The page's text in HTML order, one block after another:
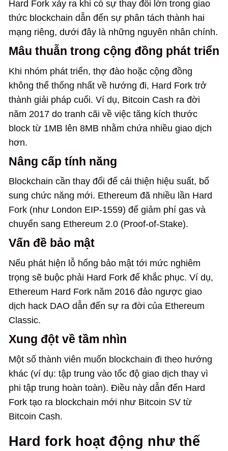
Hard Fork xảy ra khi có sự thay đổi lớn trong giao
thức blockchain dẫn đến sự phân tách thành hai
mạng riêng, dưới đây là những nguyên nhân chính.
Mâu thuẫn trong cộng đồng phát triển
Khi nhóm phát triển, thợ đào hoặc cộng đồng
không thể thống nhất về hướng đi, Hard Fork trở
thành giải pháp cuối. Ví dụ, Bitcoin Cash ra đời
năm 2017 do tranh cãi về việc tăng kích thước
block từ 1MB lên 8MB nhằm chứa nhiều giao dịch
hơn.
Nâng cấp tính năng
Blockchain cần thay đổi để cải thiện hiệu suất, bổ
sung chức năng mới. Ethereum đã nhiều lần Hard
Fork (như London EIP-1559) để giảm phí gas và
chuyển sang Ethereum 2.0 (Proof-of-Stake).
Vấn đề bảo mật
Nếu phát hiện lỗ hổng bảo mật tới mức nghiêm
trọng sẽ buộc phải Hard Fork để khắc phục. Ví dụ,
Ethereum Hard Fork năm 2016 đảo ngược giao
dịch hack DAO dẫn đến sự ra đời của Ethereum
Classic.
Xung đột về tầm nhìn
Một số thành viên muốn blockchain đi theo hướng
khác (ví dụ: tập trung vào tốc độ giao dịch thay vì
phi tập trung hoàn toàn). Điều này dẫn đến Hard
Fork tạo ra blockchain mới như Bitcoin SV từ
Bitcoin Cash.
Hard fork hoạt động như thế